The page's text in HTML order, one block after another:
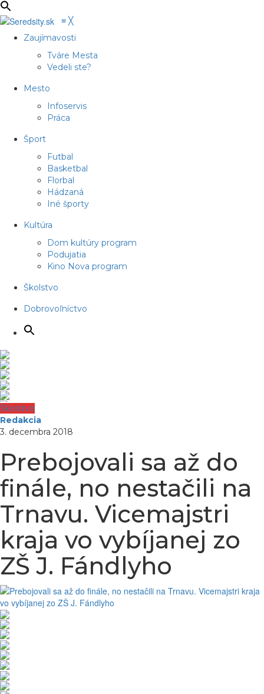
≡ ╳
Zaujímavosti
Tváre Mesta
Vedeli ste?
Mesto
Infoservis
Práca
Šport
Futbal
Basketbal
Florbal
Hádzaná
Iné športy
Kultúra
Dom kultúry program
Podujatia
Kino Nova program
Školstvo
Dobrovoľníctvo
Školstvo
Redakcia
3. decembra 2018
Prebojovali sa až do
finále, no nestačili na
Trnavu. Vicemajstri
kraja vo vybíjanej zo
ZŠ J. Fándlyho